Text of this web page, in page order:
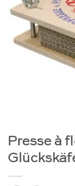
Presse à